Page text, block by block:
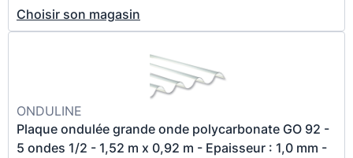
Choisir son magasin
ONDULINE
Plaque ondulée grande onde polycarbonate GO 92 -
5 ondes 1/2 - 1,52 m x 0,92 m - Epaisseur : 1,0 mm -